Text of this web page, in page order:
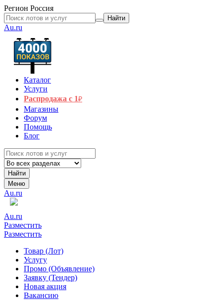
Регион Россия
Найти
Au.ru
Каталог
Услуги
Распродажа с 1₽
Магазины
Форум
Помощь
Блог
Найти
Меню
Au.ru
Au.ru
Разместить
Разместить
Товар (Лот)
Услугу
Промо (Объявление)
Заявку (Тендер)
Новая акция
Вакансию